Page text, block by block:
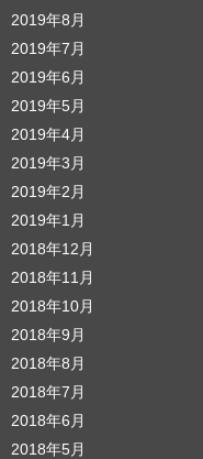
2019年8月
2019年7月
2019年6月
2019年5月
2019年4月
2019年3月
2019年2月
2019年1月
2018年12月
2018年11月
2018年10月
2018年9月
2018年8月
2018年7月
2018年6月
2018年5月